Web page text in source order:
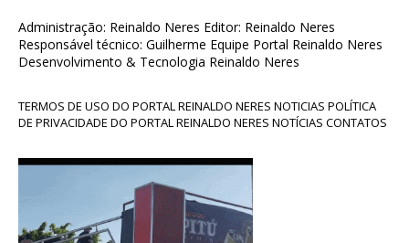
Administração: Reinaldo Neres Editor: Reinaldo Neres
Responsável técnico: Guilherme Equipe Portal Reinaldo Neres
Desenvolvimento & Tecnologia Reinaldo Neres
TERMOS DE USO DO PORTAL REINALDO NERES NOTICIAS POLÍTICA
DE PRIVACIDADE DO PORTAL REINALDO NERES NOTÍCIAS CONTATOS